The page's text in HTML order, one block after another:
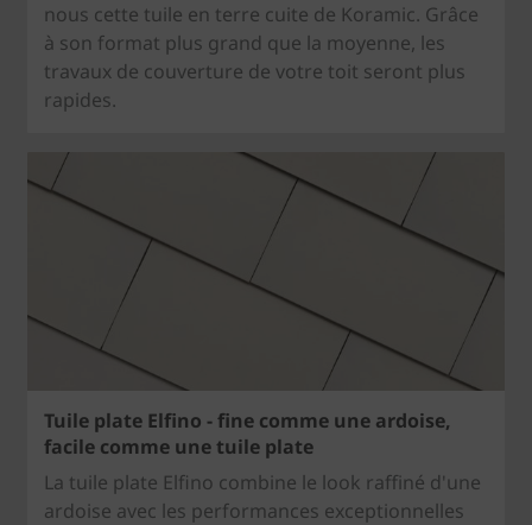
nous cette tuile en terre cuite de Koramic. Grâce
à son format plus grand que la moyenne, les
travaux de couverture de votre toit seront plus
rapides.
Tuile plate Elfino - fine comme une ardoise,
facile comme une tuile plate
La tuile plate Elfino combine le look raffiné d'une
ardoise avec les performances exceptionnelles